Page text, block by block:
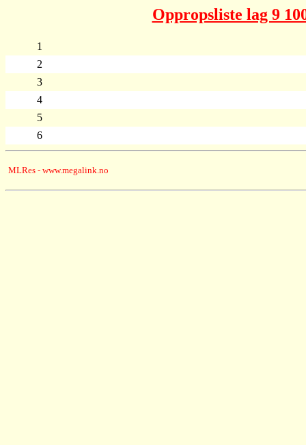
Oppropsliste lag 9
1
2
3
4
5
6
MLRes - www.megalink.no